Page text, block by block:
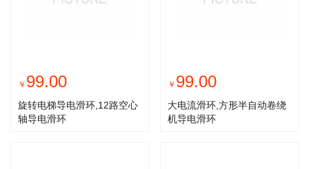
￥ 99.00
旋转电梯导电滑环,12路空心
轴导电滑环
￥ 99.00
大电流滑环,方形半自动卷绕
机导电滑环